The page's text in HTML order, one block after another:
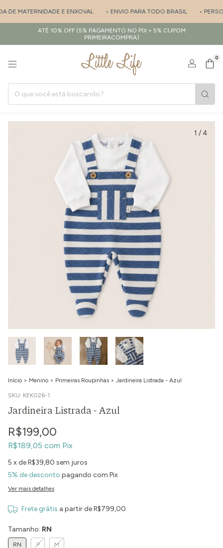
MATERNIDADE E ENXOVAL • ENVIO PARA TODO BRASIL •
ATÉ 10% OFF (5% PAGAMENTO NO PIX + 5% CUPOM
PRIMEIRACOMPRA)
0
1 / 4
Início > Menino > Primeiras Roupinhas > Jardineira Listrada - Azul
SKU: KEK026-1
Jardineira Listrada - Azul
R$199,00
R$189,05 com Pix
5 x deR$39,80 sem juros
5% de desconto pagando com Pix
Ver mais detalhes
Frete grátis a partir deR$799,00
Tamanho: RN
RN P M